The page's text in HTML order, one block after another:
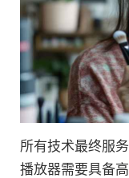
所有技术最终服
播放器需要具备